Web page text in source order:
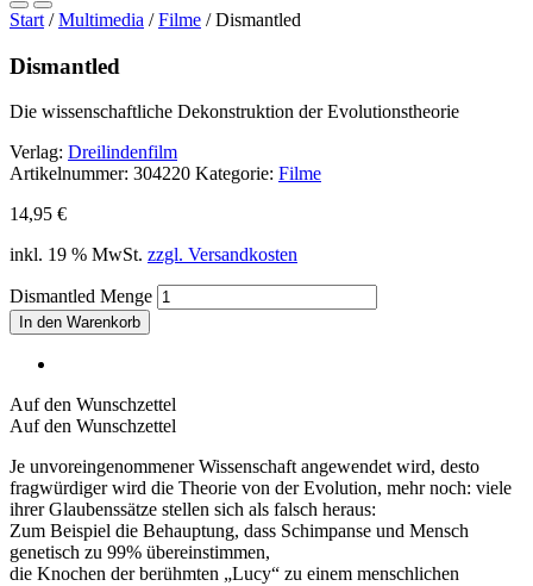
Start /Multimedia /Filme / Dismantled
Dismantled
Die wissenschaftliche Dekonstruktion der Evolutionstheorie
Verlag: Dreilindenfilm
Artikelnummer: 304220 Kategorie: Filme
14,95 €
inkl. 19 % MwSt. zzgl. Versandkosten
Dismantled Menge
In den Warenkorb
Auf den Wunschzettel
Auf den Wunschzettel
Je unvoreingenommener Wissenschaft angewendet wird, desto
fragwürdiger wird die Theorie von der Evolution, mehr noch: viele
ihrer Glaubenssätze stellen sich als falsch heraus:
Zum Beispiel die Behauptung, dass Schimpanse und Mensch
genetisch zu 99% übereinstimmen,
die Knochen der berühmten „Lucy“ zu einem menschlichen